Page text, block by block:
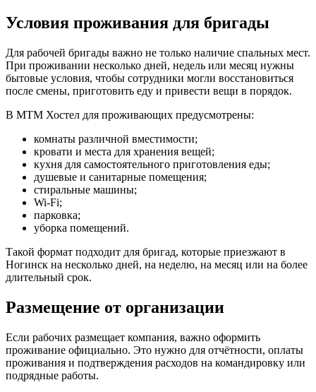
Условия проживания для бригады
Для рабочей бригады важно не только наличие спальных мест.
При проживании несколько дней, недель или месяц нужны
бытовые условия, чтобы сотрудники могли восстановиться
после смены, приготовить еду и привести вещи в порядок.
В МТМ Хостел для проживающих предусмотрены:
комнаты различной вместимости;
кровати и места для хранения вещей;
кухня для самостоятельного приготовления еды;
душевые и санитарные помещения;
стиральные машины;
Wi-Fi;
парковка;
уборка помещений.
Такой формат подходит для бригад, которые приезжают в
Ногинск на несколько дней, на неделю, на месяц или на более
длительный срок.
Размещение от организации
Если рабочих размещает компания, важно оформить
проживание официально. Это нужно для отчётности, оплаты
проживания и подтверждения расходов на командировку или
подрядные работы.